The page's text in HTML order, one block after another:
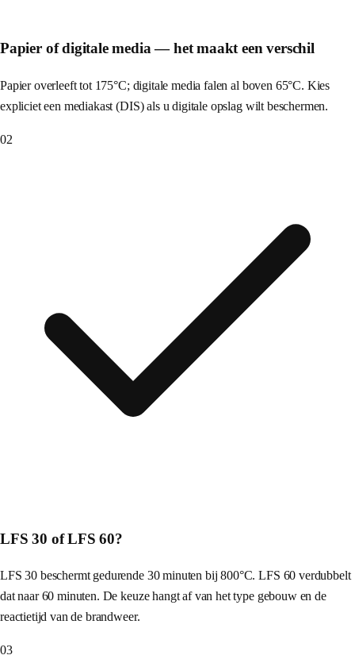
Papier of digitale media — het maakt een verschil
Papier overleeft tot 175°C; digitale media falen al boven 65°C. Kies
expliciet een mediakast (DIS) als u digitale opslag wilt beschermen.
02
LFS 30 of LFS 60?
LFS 30 beschermt gedurende 30 minuten bij 800°C. LFS 60 verdubbelt
dat naar 60 minuten. De keuze hangt af van het type gebouw en de
reactietijd van de brandweer.
03